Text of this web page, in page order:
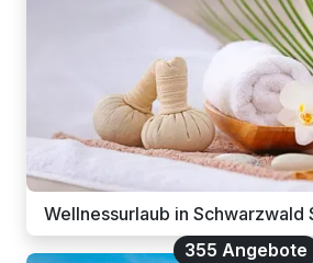
Wellnessurlaub in Schwarzwald
355 Angebote